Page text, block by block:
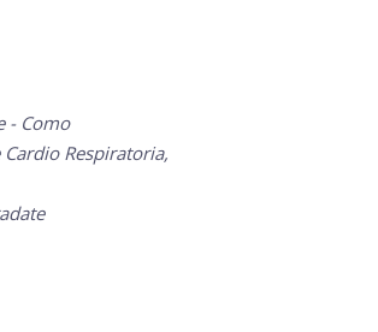
- Como
Respiratoria,